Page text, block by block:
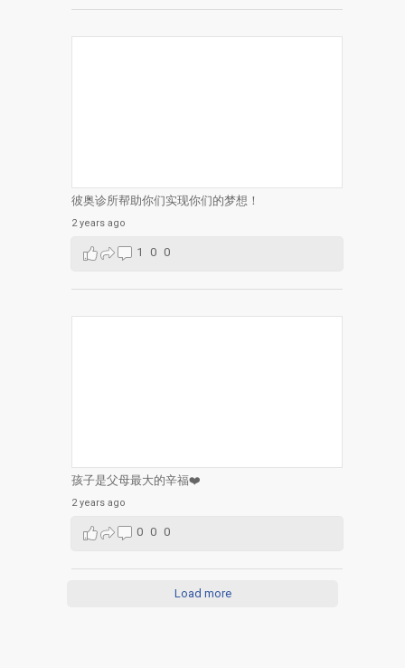
彼奥诊所帮助你们实现你们的梦想！
2 years ago
1 0 0
孩子是父母最大的辛福❤️
2 years ago
0 0 0
Load more